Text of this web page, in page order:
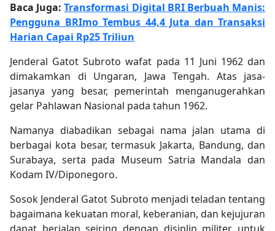
Baca Juga:Transformasi Digital BRI Berbuah Manis:
Pengguna BRImo Tembus 44,4 Juta dan Transaksi
Harian Capai Rp25 Triliun
Jenderal Gatot Subroto wafat pada 11 Juni 1962 dan
dimakamkan di Ungaran, Jawa Tengah. Atas jasa-
jasanya yang besar, pemerintah menganugerahkan
gelar Pahlawan Nasional pada tahun 1962.
Namanya diabadikan sebagai nama jalan utama di
berbagai kota besar, termasuk Jakarta, Bandung, dan
Surabaya, serta pada Museum Satria Mandala dan
Kodam IV/Diponegoro.
Sosok Jenderal Gatot Subroto menjadi teladan tentang
bagaimana kekuatan moral, keberanian, dan kejujuran